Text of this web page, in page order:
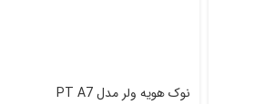
نوک هویه ولر مدل PT A7